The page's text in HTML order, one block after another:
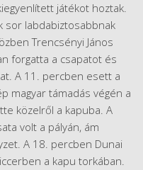
játékot hoztak.
sor labdabiztosabbnak
Trencsényi János
forgatta a csapatot és
A 11. percben esett a
magyar támadás végén a
közelről a kapuba. A
volt a pályán, ám
A 18. percben Dunai
a kapu torkában.